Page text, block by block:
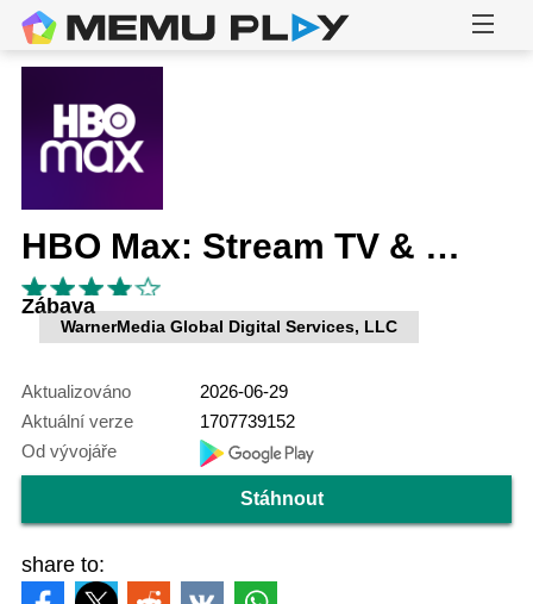
HBO Max: Stream TV & Movies
Zábava
WarnerMedia Global Digital Services, LLC
Aktualizováno
2026-06-29
Aktuální verze
1707739152
Od vývojáře
Stáhnout
share to: